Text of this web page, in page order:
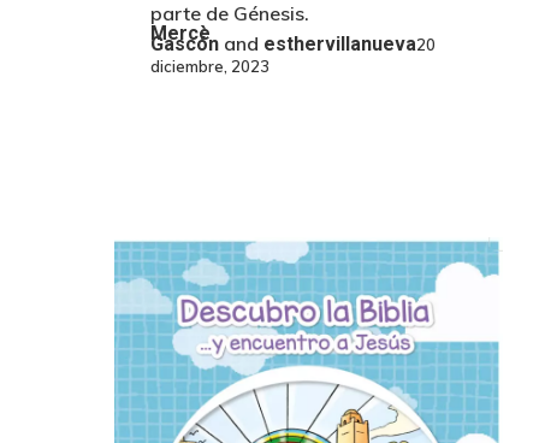
parte de Génesis.
Mercè
Gascón and esthervillanueva20
diciembre, 2023